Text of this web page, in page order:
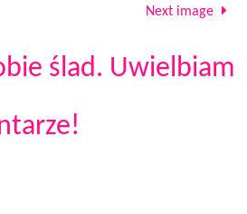
Next image
ślad. Uwielbiam